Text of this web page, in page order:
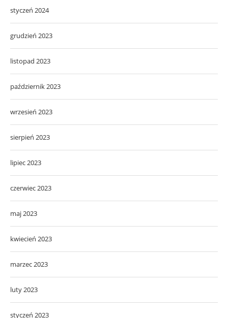
styczeń 2024
grudzień 2023
listopad 2023
październik 2023
wrzesień 2023
sierpień 2023
lipiec 2023
czerwiec 2023
maj 2023
kwiecień 2023
marzec 2023
luty 2023
styczeń 2023